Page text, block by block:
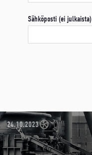
Sähköposti (ei julkaista)
24.10.2023